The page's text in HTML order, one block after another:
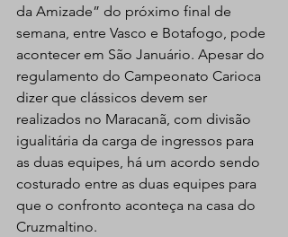
da Amizade” do próximo final de
semana, entre Vasco e Botafogo, pode
acontecer em São Januário. Apesar do
regulamento do Campeonato Carioca
dizer que clássicos devem ser
realizados no Maracanã, com divisão
igualitária da carga de ingressos para
as duas equipes, há um acordo sendo
costurado entre as duas equipes para
que o confronto aconteça na casa do
Cruzmaltino.